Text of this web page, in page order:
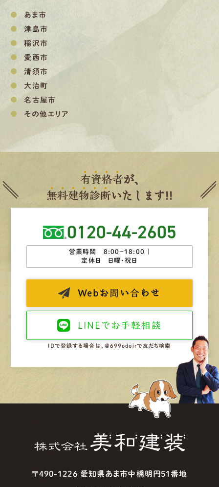
あま市
津島市
稲沢市
愛西市
清須市
大治町
名古屋市
その他エリア
有資格者が、
無料建物診断いたします!!
0120-44-2605
営業時間 8:00−18:00 ｜
定休日 日曜・祝日
Web お問い合わせ
LINEで お手軽相談
IDで登録する場合は、@699odoirで友だち検索
〒490-1226 愛知県あま市中橋明円51番地